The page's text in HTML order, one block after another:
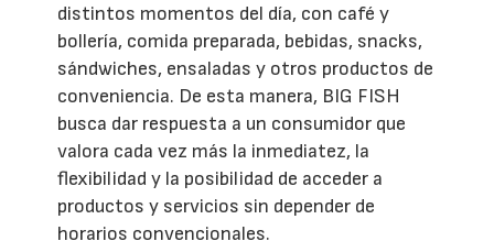
distintos momentos del día, con café y
bollería, comida preparada, bebidas, snacks,
sándwiches, ensaladas y otros productos de
conveniencia. De esta manera, BIG FISH
busca dar respuesta a un consumidor que
valora cada vez más la inmediatez, la
flexibilidad y la posibilidad de acceder a
productos y servicios sin depender de
horarios convencionales.